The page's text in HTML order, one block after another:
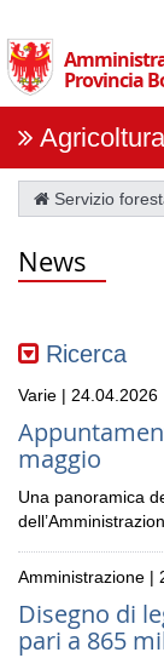
la
navigazione
Provincia
Servizio
News
Ricerca
Varie | 24.04.2026
maggio
Una panoramica
Amministrazione |
Disegno di
pari a 865